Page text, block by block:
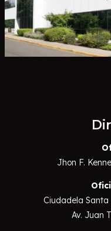
Jhon F.
Ciudadela Santa
Av. Juan